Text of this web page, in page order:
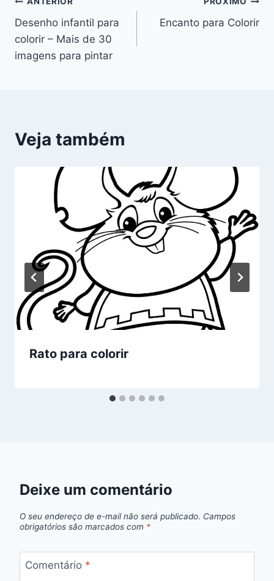
Navegação
de
Post
Desenho infantil para
colorir – Mais de 30
imagens para pintar
Encanto para Colorir
Veja também
Rato para colorir
Deixe um comentário
O seu endereço de e-mail não será publicado. Campos
obrigatórios são marcados com *
Comentário *